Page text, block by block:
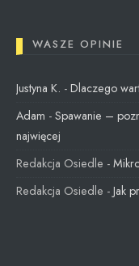
WASZE OPINIE
Justyna K. - Dlaczego
Adam - Spawanie –
najwięcej
Redakcja Osiedle -
Redakcja Osiedle - Jak